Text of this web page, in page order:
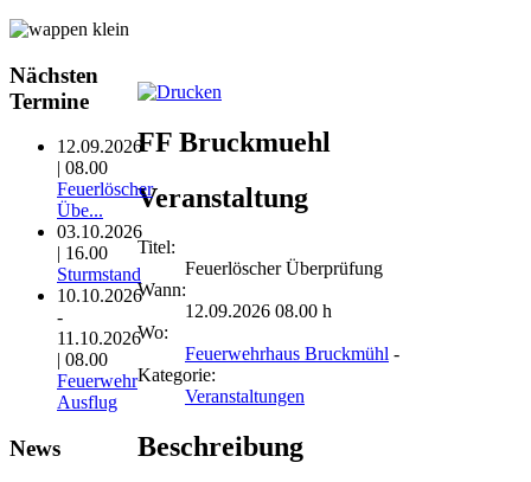
FF Bruckmuehl
Veranstaltung
Titel:
Feuerlöscher Überprüfung
Wann:
12.09.2026 08.00 h
Wo:
Feuerwehrhaus Bruckmühl -
Kategorie:
Veranstaltungen
Beschreibung
Nächsten
Termine
12.09.2026
| 08.00
Feuerlöscher
Übe...
03.10.2026
| 16.00
Sturmstand
10.10.2026
-
11.10.2026
| 08.00
Feuerwehr
Ausflug
News